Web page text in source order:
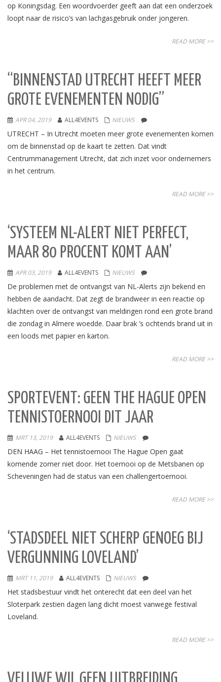
op Koningsdag. Een woordvoerder geeft aan dat een onderzoek
loopt naar de risico’s van lachgasgebruik onder jongeren.
READ MORE >>
“BINNENSTAD UTRECHT HEEFT MEER
GROTE EVENEMENTEN NODIG”
APR 04, 2019 ALL4EVENTS NIEUWS
UTRECHT – In Utrecht moeten meer grote evenementen komen
om de binnenstad op de kaart te zetten. Dat vindt
Centrummanagement Utrecht, dat zich inzet voor ondernemers
in het centrum.
READ MORE >>
‘SYSTEEM NL-ALERT NIET PERFECT,
MAAR 80 PROCENT KOMT AAN’
APR 03, 2019 ALL4EVENTS NIEUWS
De problemen met de ontvangst van NL-Alerts zijn bekend en
hebben de aandacht. Dat zegt de brandweer in een reactie op
klachten over de ontvangst van meldingen rond een grote brand
die zondag in Almere woedde. Daar brak ’s ochtends brand uit in
een loods met papier en karton.
READ MORE >>
SPORTEVENT: GEEN THE HAGUE OPEN
TENNISTOERNOOI DIT JAAR
MRT 13, 2019 ALL4EVENTS NIEUWS
DEN HAAG – Het tennistoernooi The Hague Open gaat
komende zomer niet door. Het toernooi op de Metsbanen op
Scheveningen had de status van een challengertoernooi.
READ MORE >>
‘STADSDEEL NIET SCHERP GENOEG BIJ
VERGUNNING LOVELAND’
MRT 11, 2019 ALL4EVENTS NIEUWS
Het stadsbestuur vindt het onterecht dat een deel van het
Sloterpark zestien dagen lang dicht moest vanwege festival
Loveland.
READ MORE >>